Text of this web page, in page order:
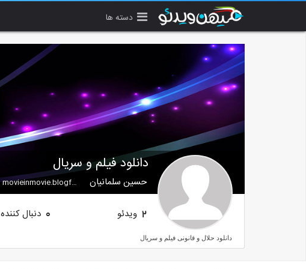
دسته ها
دانلود فیلم و سریال
حسین سلمانیان movieinmovie.blogfa.com
2 ویدئو 0 دنبال کننده
دانلود حلال و قانونی فیلم و سریال